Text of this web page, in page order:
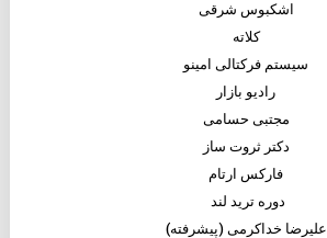
اشکبوس شرقی
کلاته
سیستم فرکتالی امینو
رادیو بازار
مجتبی حسامی
دکتر ثروت ساز
فارکس ارتام
دوره ترید لند
علیرضا خداکرمی (پیشرفته)